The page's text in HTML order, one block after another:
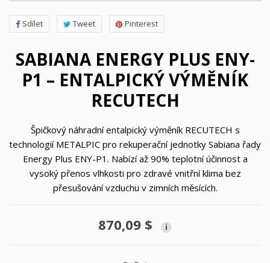
Sdílet Tweet Pinterest
SABIANA ENERGY PLUS ENY-
P1 – ENTALPICKÝ VÝMĚNÍK
RECUTECH
Špičkový náhradní entalpický výměník RECUTECH s
technologií METALPIC pro rekuperační jednotky Sabiana řady
Energy Plus ENY-P1. Nabízí až 90% teplotní účinnost a
vysoký přenos vlhkosti pro zdravé vnitřní klima bez
přesušování vzduchu v zimních měsících.
870,09 $ i